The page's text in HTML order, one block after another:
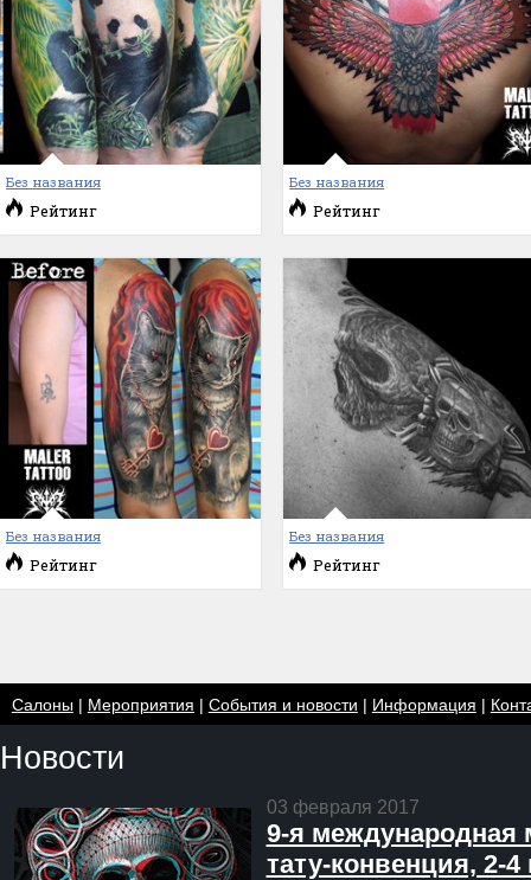
Без названия
Рейтинг
Без названия
Рейтинг
Без названия
Рейтинг
Без названия
Рейтинг
Салоны| Мероприятия | События и новости | Информация |
Новости
03 февраля 2017
9-я международная
тату-конвенция, 2-